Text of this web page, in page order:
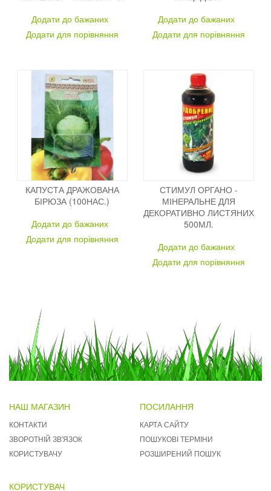
Додати до бажаних
Додати для порівняння
Додати до бажаних
Додати для порівняння
КАПУСТА ДРАЖОВАНА
БІРЮЗА (100НАС.)
Додати до бажаних
Додати для порівняння
СТИМУЛ ОРГАНО -
МІНЕРАЛЬНЕ ДЛЯ
ДЕКОРАТИВНО ЛИСТЯНИХ
500МЛ.
Додати до бажаних
Додати для порівняння
НАШ МАГАЗИН
КОНТАКТИ
ЗВОРОТНІЙ ЗВ'ЯЗОК
КОРИСТУВАЧУ
ПОСИЛАННЯ
КАРТА САЙТУ
ПОШУКОВІ ТЕРМІНИ
РОЗШИРЕНИЙ ПОШУК
КОРИСТУВАЧ